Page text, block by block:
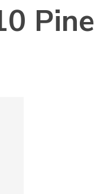
Pine